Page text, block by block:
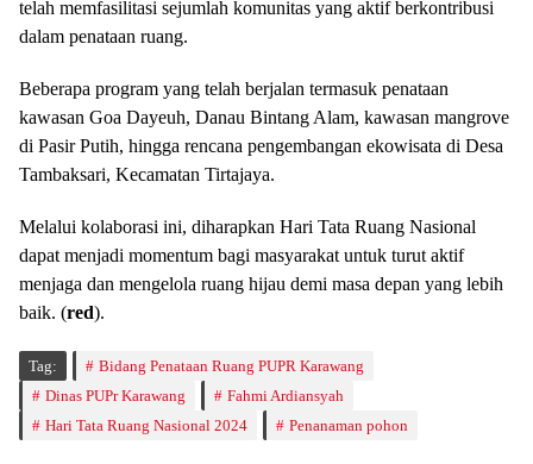
telah memfasilitasi sejumlah komunitas yang aktif berkontribusi
dalam penataan ruang.
Beberapa program yang telah berjalan termasuk penataan
kawasan Goa Dayeuh, Danau Bintang Alam, kawasan mangrove
di Pasir Putih, hingga rencana pengembangan ekowisata di Desa
Tambaksari, Kecamatan Tirtajaya.
Melalui kolaborasi ini, diharapkan Hari Tata Ruang Nasional
dapat menjadi momentum bagi masyarakat untuk turut aktif
menjaga dan mengelola ruang hijau demi masa depan yang lebih
baik. (red).
Tag:
Bidang Penataan Ruang PUPR Karawang
Dinas PUPr Karawang
Fahmi Ardiansyah
Hari Tata Ruang Nasional 2024
Penanaman pohon